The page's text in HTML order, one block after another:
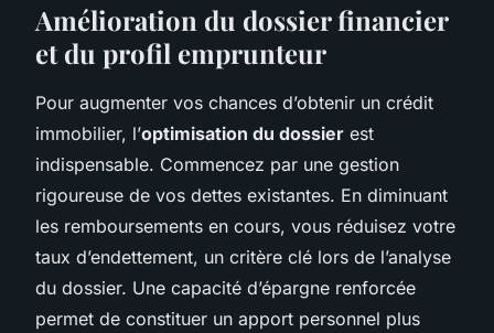
Amélioration du dossier financier
et du profil emprunteur
Pour augmenter vos chances d’obtenir un crédit
immobilier, l’optimisation du dossier est
indispensable. Commencez par une gestion
rigoureuse de vos dettes existantes. En diminuant
les remboursements en cours, vous réduisez votre
taux d’endettement, un critère clé lors de l’analyse
du dossier. Une capacité d’épargne renforcée
permet de constituer un apport personnel plus